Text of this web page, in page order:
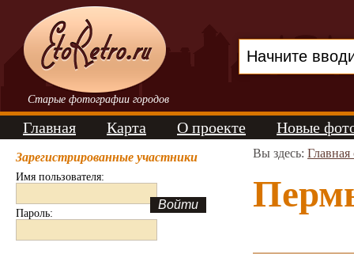
Старые фотографии городов
Главная Карта О проекте Новые
Зарегистрированные участники
Имя пользователя:
Пароль:
Вы здесь: Главная